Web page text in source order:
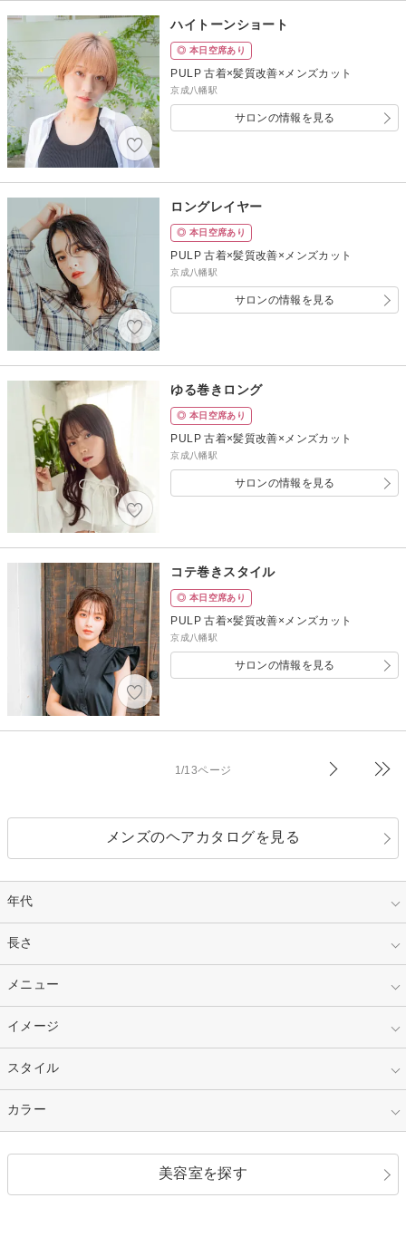
ハイトーンショート
◎ 本日空席あり
PULP 古着×髪質改善×メンズカット
京成八幡駅
サロンの情報を見る
ロングレイヤー
◎ 本日空席あり
PULP 古着×髪質改善×メンズカット
京成八幡駅
サロンの情報を見る
ゆる巻きロング
◎ 本日空席あり
PULP 古着×髪質改善×メンズカット
京成八幡駅
サロンの情報を見る
コテ巻きスタイル
◎ 本日空席あり
PULP 古着×髪質改善×メンズカット
京成八幡駅
サロンの情報を見る
1/13ページ
メンズのヘアカタログを見る
年代
指定なし
10代
30代
長さ
指定なし
ショート
セミロング
メニュー
指定なし
カラー
縮毛矯正
イメージ
指定なし
キュート
ストリート
スタイル
指定なし
カラー
美容室を探す